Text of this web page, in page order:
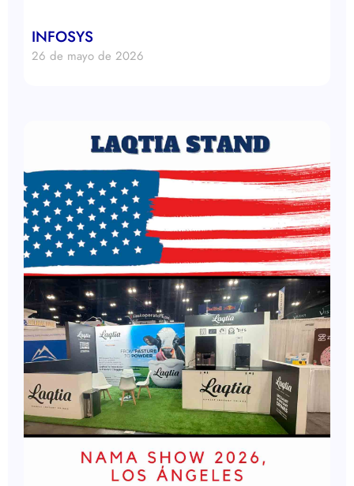
INFOSYS
26 de mayo de 2026